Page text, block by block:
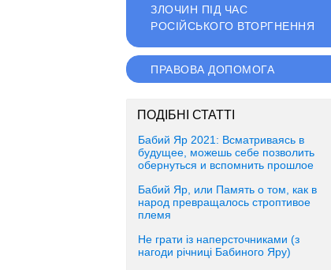
ЗЛОЧИН ПІД ЧАС
РОСІЙСЬКОГО ВТОРГНЕННЯ
ПРАВОВА ДОПОМОГА
ПОДІБНІ СТАТТІ
Бабий Яр 2021: Всматриваясь в
будущее, можешь себе позволить
обернуться и вспомнить прошлое
Бабий Яр, или Память о том, как в
народ превращалось строптивое
племя
Не грати із наперсточниками (з
нагоди річниці Бабиного Яру)